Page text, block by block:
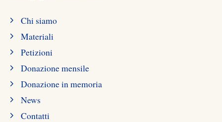
Chi siamo
Materiali
Petizioni
Donazione mensile
Donazione in memoria
News
Contatti